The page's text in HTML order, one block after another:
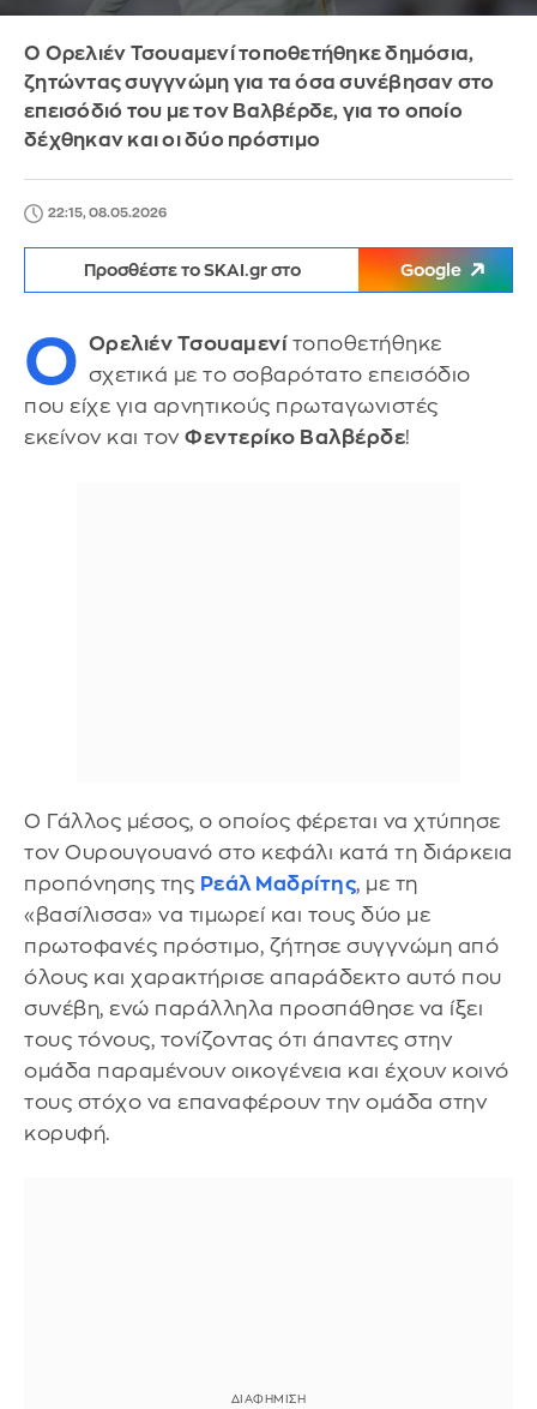
Ο Ορελιέν Τσουαμενί τοποθετήθηκε δημόσια,
ζητώντας συγγνώμη για τα όσα συνέβησαν στο
επεισόδιό του με τον Βαλβέρδε, για το οποίο
δέχθηκαν και οι δύο πρόστιμο
22:15, 08.05.2026
Προσθέστε το SKAI.gr στο Google
Ο Ορελιέν Τσουαμενίτοποθετήθηκε
σχετικά με το σοβαρότατο επεισόδιο
που είχε για αρνητικούς πρωταγωνιστές
εκείνον και τον Φεντερίκο Βαλβέρδε!
Ο Γάλλος μέσος, ο οποίος φέρεται να χτύπησε
τον Ουρουγουανό στο κεφάλι κατά τη διάρκεια
προπόνησης της Ρεάλ Μαδρίτης, με τη
«βασίλισσα» να τιμωρεί και τους δύο με
πρωτοφανές πρόστιμο, ζήτησε συγγνώμη από
όλους και χαρακτήρισε απαράδεκτο αυτό που
συνέβη, ενώ παράλληλα προσπάθησε να ίξει
τους τόνους, τονίζοντας ότι άπαντες στην
ομάδα παραμένουν οικογένεια και έχουν κοινό
τους στόχο να επαναφέρουν την ομάδα στην
κορυφή.